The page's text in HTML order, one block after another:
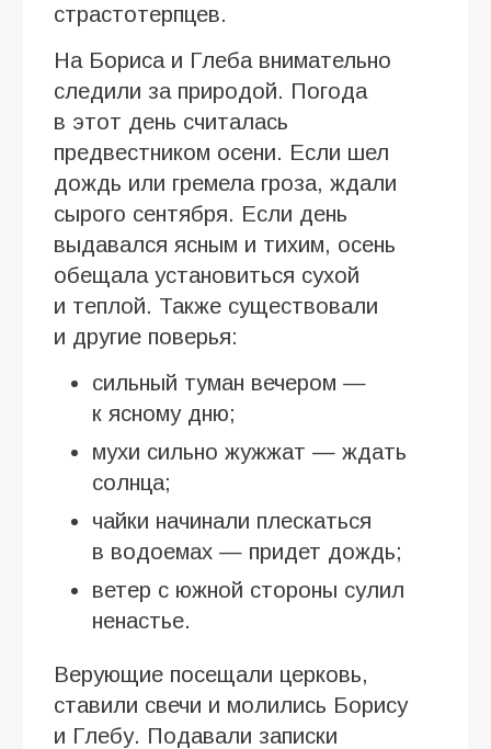
страстотерпцев.
На Бориса и Глеба внимательно
следили за природой. Погода
в этот день считалась
предвестником осени. Если шел
дождь или гремела гроза, ждали
сырого сентября. Если день
выдавался ясным и тихим, осень
обещала установиться сухой
и теплой. Также существовали
и другие поверья:
сильный туман вечером —
к ясному дню;
мухи сильно жужжат — ждать
солнца;
чайки начинали плескаться
в водоемах — придет дождь;
ветер с южной стороны сулил
ненастье.
Верующие посещали церковь,
ставили свечи и молились Борису
и Глебу. Подавали записки